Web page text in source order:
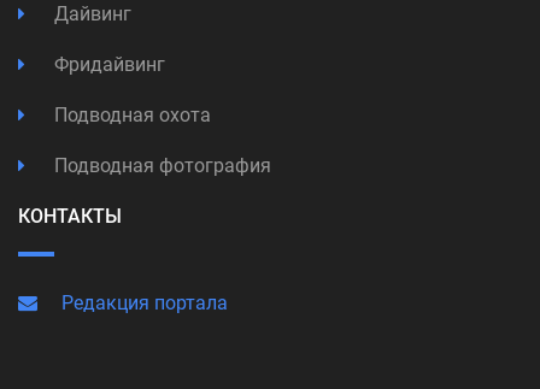
Дайвинг
Фридайвинг
Подводная охота
Подводная фотография
КОНТАКТЫ
Редакция портала